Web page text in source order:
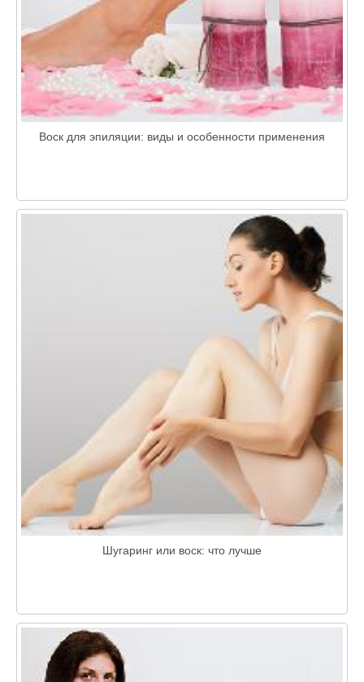
Воск для эпиляции: виды и особенности применения
Шугаринг или воск: что лучше